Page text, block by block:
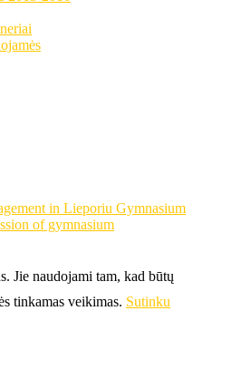
in Lieporiu Gymnasium
of gymnasium
Jie naudojami tam, kad būtų
tinkamas veikimas. Sutinku